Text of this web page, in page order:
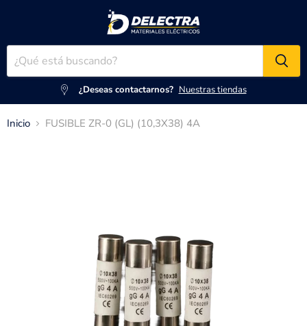
¿Deseas contactarnos? Nuestras tiendas
Inicio FUSIBLE ZR-0 (GL) (10,3X38) 4A